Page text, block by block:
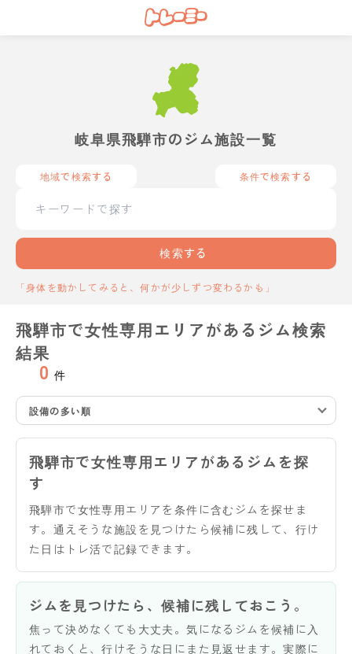
岐阜県飛騨市のジム施設一覧
地域で検索する 条件で検索する
検索する
「身体を動かしてみると、何かが少しずつ変わるかも」
飛騨市で女性専用エリアがあるジム検索
結果
0 件
設備の多い順
飛騨市で女性専用エリアがあるジムを探
す
飛騨市で女性専用エリアを条件に含むジムを探せま
す。通えそうな施設を見つけたら候補に残して、行け
た日はトレ活で記録できます。
ジムを見つけたら、候補に残しておこう。
焦って決めなくても大丈夫。気になるジムを候補に入
れておくと、行けそうな日にまた見返せます。実際に